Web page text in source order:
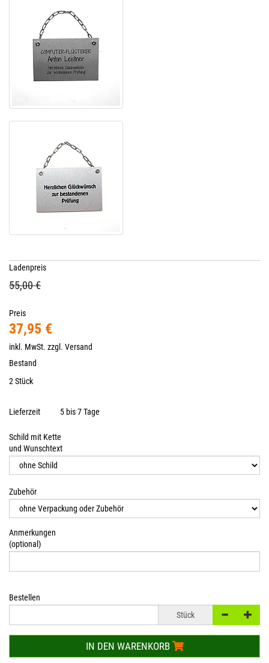
Ladenpreis
55,00 €
Preis
37,95 €
inkl. MwSt. zzgl. Versand
Bestand
2 Stück
Lieferzeit 5 bis 7 Tage
Schild mit Kette
und Wunschtext
Zubehör
Anmerkungen
(optional)
Bestellen
Stück
IN DEN WARENKORB